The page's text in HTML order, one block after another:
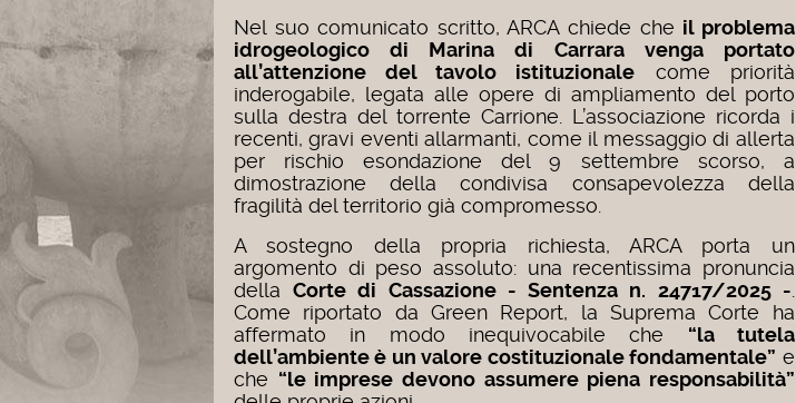
Nel suo comunicato scritto, ARCA chiede che il problema
idrogeologico di Marina di Carrara venga portato
all’attenzione del tavolo istituzionale come priorità
inderogabile, legata alle opere di ampliamento del porto
sulla destra del torrente Carrione. L’associazione ricorda i
recenti, gravi eventi allarmanti, come il messaggio di allerta
per rischio esondazione del 9 settembre scorso, a
dimostrazione della condivisa consapevolezza della
fragilità del territorio già compromesso.
A sostegno della propria richiesta, ARCA porta un
argomento di peso assoluto: una recentissima pronuncia
dellaCorte di Cassazione - Sentenza n. 24717/2025 -
Come riportato da Green Report, la Suprema Corte ha
affermato in modo inequivocabile che “la tutela
dell’ambiente è un valore costituzionale fondamentale” e
che “le imprese devono assumere piena responsabilità”